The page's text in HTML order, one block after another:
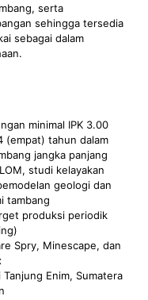
serta
sehingga tersedia
sebagai dalam
minimal IPK 3.00
(empat) tahun dalam
jangka panjang
studi kelayakan
geologi dan
tambang
produksi periodik
Spry, Minescape, dan
Enim, Sumatera